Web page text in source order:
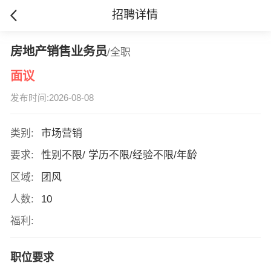
招聘详情
房地产销售业务员/全职
面议
发布时间:2026-08-08
类别:
市场营销
要求:
性别不限/ 学历不限/经验不限/年龄
区域:
团风
人数:
10
福利:
职位要求